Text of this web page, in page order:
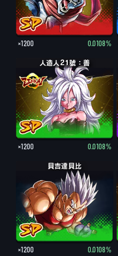
×1200 0.0108%
人造人21號：善
×1200 0.0108%
貝吉達貝比
×1200 0.0108%